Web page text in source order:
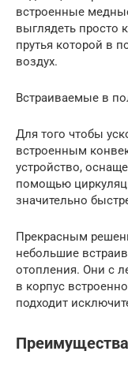
встроенные
выглядеть просто
прутья которой в
воздух.
Встраиваемые в
Для того чтобы
встроенным
устройство,
помощью
значительно
Прекрасным
небольшие
отопления. Они с
в корпус
подходит
Преимущества